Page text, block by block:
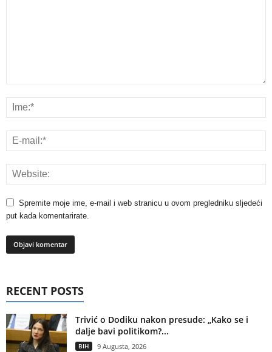
Spremite moje ime, e-mail i web stranicu u ovom pregledniku sljedeći
put kada komentarirate.
RECENT POSTS
Trivić o Dodiku nakon presude: „Kako se i
dalje bavi politikom?...
BIH 9 Augusta, 2026